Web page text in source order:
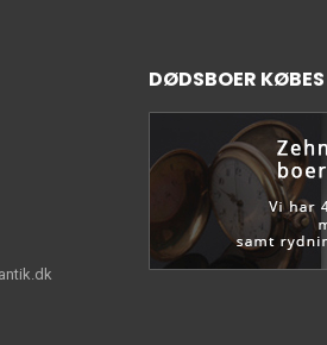
DØDSBOER KØBES